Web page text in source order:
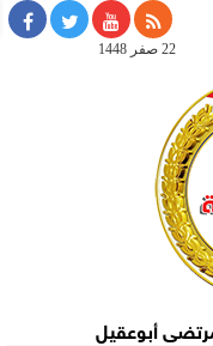
22 صفر 1448
أبوعقيل